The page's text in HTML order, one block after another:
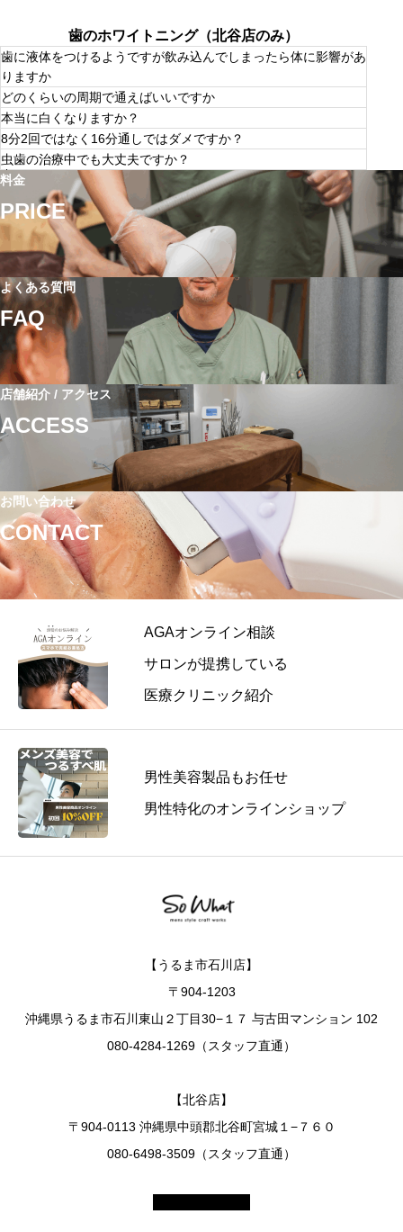
会社様での契約も対応させていただきます。
歯のホワイトニング（北谷店のみ）
歯に液体をつけるようですが飲み込んでしまったら体に影響があ
りますか
食品で認められている物をしようしているため安全性も高
く飲み込んでしまっても影響ございません。
どのくらいの周期で通えばいいですか
初月は本来の歯に近ずけていただく期間としてなるべくお
日にちをあけずに4〜5回行っていただき、2ヶ月目以降か
らはその後に着色した汚れをとっていきながら月一回メン
テナンスで行っていただく流れが多いです。
本当に白くなりますか？
歯の表面をクリーニングするという特性上、もともと歯の
着色がない方や表面のエナメル層が薄いことによって歯が
黄色く見えてしまう方は効果がご実感いただきづらくなり
ます。ただし頑固な着色の場合は複数回繰り返すことで初
めて効果が実感いただけた例もございます。
8分2回ではなく16分通しではダメですか？
2回に分けている理由として間に歯磨きの工程を挟んでい
ただくことにより初めの８分間で一度色素沈着をリセット
し2回目の照射で効果をより促進させる目的があります。
また長時間開口状態でいる事によりご負担を与えてしまわ
ないために2回に分けています。
虫歯の治療中でも大丈夫ですか？
ホワイトニングによる虫歯が悪化するということはありま
せんので問題ありません。
料金
PRICE
よくある質問
FAQ
店舗紹介 / アクセス
ACCESS
お問い合わせ
CONTACT
AGAオンライン相談
サロンが提携している
医療クリニック紹介
男性美容製品もお任せ
男性特化のオンラインショップ
【うるま市石川店】
〒904-1203
沖縄県うるま市石川東山２丁目30−１７ 与古田マンション 102
080-4284-1269（スタッフ直通）
【北谷店】
〒904-0113 沖縄県中頭郡北谷町宮城１−７６０
080-6498-3509（スタッフ直通）